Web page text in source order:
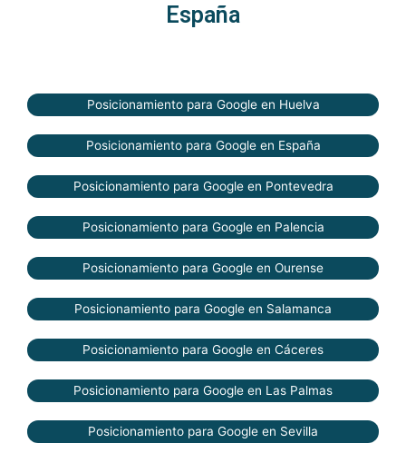
España
Posicionamiento para Google en Huelva
Posicionamiento para Google en España
Posicionamiento para Google en Pontevedra
Posicionamiento para Google en Palencia
Posicionamiento para Google en Ourense
Posicionamiento para Google en Salamanca
Posicionamiento para Google en Cáceres
Posicionamiento para Google en Las Palmas
Posicionamiento para Google en Sevilla